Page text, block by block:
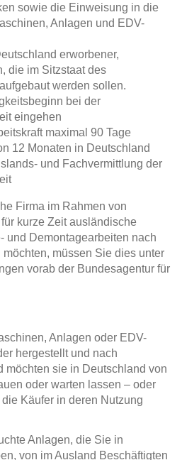
sowie die Einweisung in die
Anlagen und EDV-
erworbener,
die im Sitzstaat des
werden sollen.
bei der
eingehen
maximal 90 Tage
12 Monaten in Deutschland
und Fachvermittlung der
Firma im Rahmen von
kurze Zeit ausländische
und Demontagearbeiten nach
müssen Sie dies unter
vorab der Bundesagentur für
Anlagen oder EDV-
hergestellt und nach
möchten sie in Deutschland von
oder warten lassen – oder
Käufer in deren Nutzung
Anlagen, die Sie in
von im Ausland Beschäftigten